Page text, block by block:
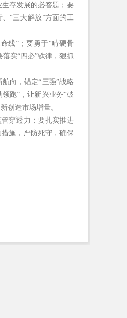
存发展的必答题；要
“三大解放”方面的工
线”；要勇于“啃硬骨
实“四必”铁律，狠抓
向，锚定“三强”战略
跑”，让新兴业务“破
创造市场增量。
穿透力；要扎实推进
施，严防死守，确保